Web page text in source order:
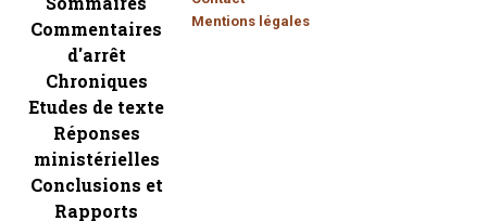
Commentaires
d'arrêt
Chroniques
Etudes de texte
Réponses
ministérielles
Conclusions et
Rapports
Mentions légales